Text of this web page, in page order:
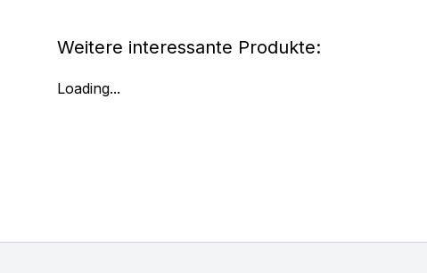
Weitere interessante Produkte:
Loading...